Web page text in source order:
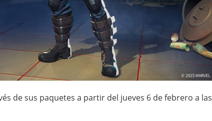
de sus paquetes a partir del jueves 6 de febrero a las